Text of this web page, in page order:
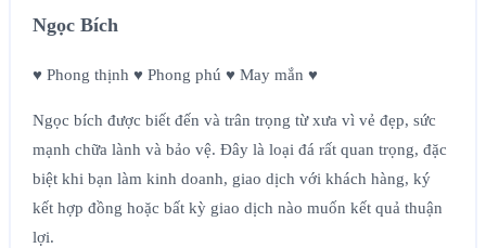
Ngọc Bích
♥ Phong thịnh ♥ Phong phú ♥ May mắn ♥
Ngọc bích được biết đến và trân trọng từ xưa vì vẻ đẹp, sức
mạnh chữa lành và bảo vệ. Đây là loại đá rất quan trọng, đặc
biệt khi bạn làm kinh doanh, giao dịch với khách hàng, ký
kết hợp đồng hoặc bất kỳ giao dịch nào muốn kết quả thuận
lợi.